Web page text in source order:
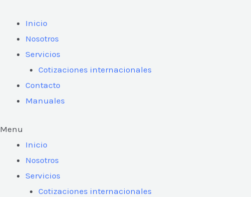
contenido
Inicio
Nosotros
Servicios
Cotizaciones internacionales
Contacto
Manuales
Menu
Inicio
Nosotros
Servicios
Cotizaciones internacionales